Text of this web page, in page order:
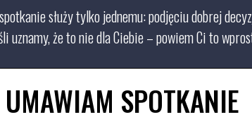
służy tylko jednemu: podjęciu dobrej
uznamy, że to nie dla Ciebie – powiem Ci to
UMAWIAM SPOTKANIE